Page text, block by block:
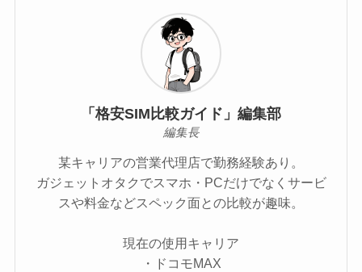
「格安SIM比較ガイド」編集部
編集長
某キャリアの営業代理店で勤務経験あり。
ガジェットオタクでスマホ・PCだけでなくサービ
スや料金などスペック面との比較が趣味。
現在の使用キャリア
・ドコモMAX